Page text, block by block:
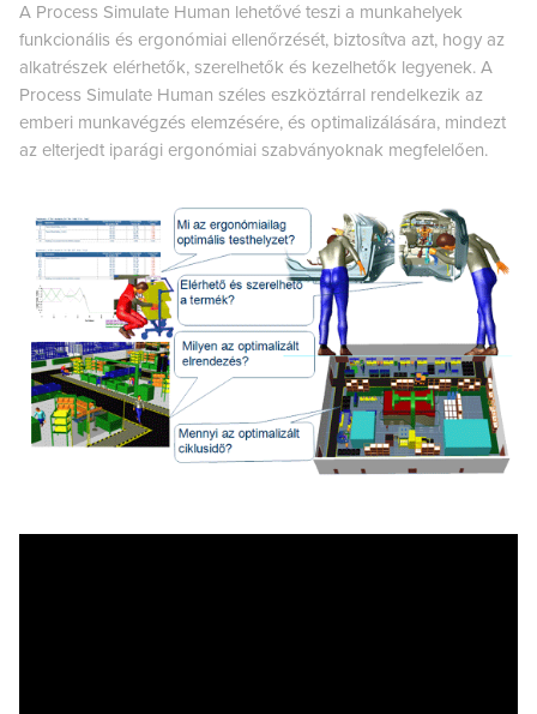
A Process Simulate Human lehetővé teszi a munkahelyek
funkcionális és ergonómiai ellenőrzését, biztosítva azt, hogy az
alkatrészek elérhetők, szerelhetők és kezelhetők legyenek. A
Process Simulate Human széles eszköztárral rendelkezik az
emberi munkavégzés elemzésére, és optimalizálására, mindezt
az elterjedt iparági ergonómiai szabványoknak megfelelően.